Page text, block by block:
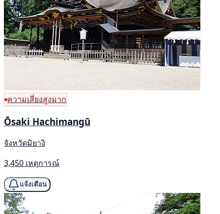
ความเสี่ยงสูงมาก
Ōsaki Hachimangū
จังหวัดมิยางิ
3,450 เหตุการณ์
แจ้งเตือน